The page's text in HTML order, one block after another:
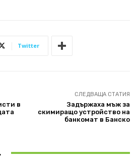
Twitter
в
СЛЕДВАЩА СТАТИЯ
Задържаха мъж за
скимиращо устройство на
банкомат в Банско